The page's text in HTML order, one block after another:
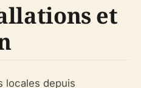
et
locales depuis